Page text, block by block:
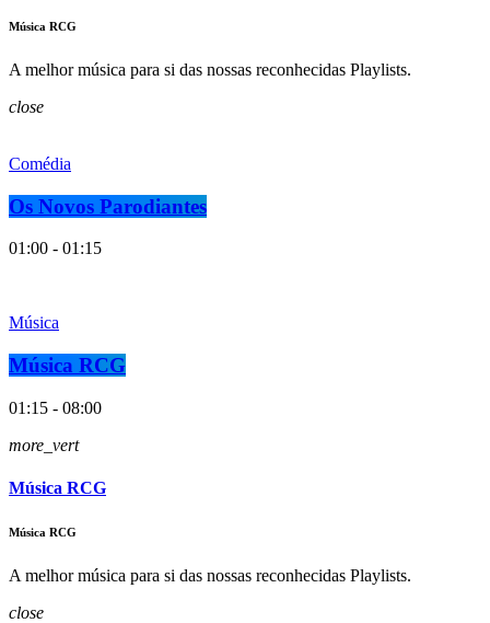
Música RCG
A melhor música para si das nossas reconhecidas Playlists.
close
Comédia
Os Novos Parodiantes
01:00 - 01:15
Música
Música RCG
01:15 - 08:00
more_vert
Música RCG
Música RCG
A melhor música para si das nossas reconhecidas Playlists.
close